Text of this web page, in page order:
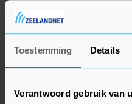
Toestemming Details
Verantwoord gebruik van